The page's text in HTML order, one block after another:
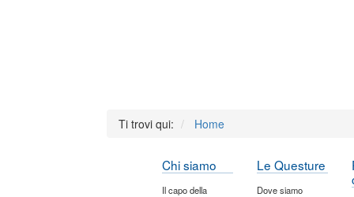
Ti trovi qui: Home
Chi siamo
Il capo della
Le Questure
Dove siamo